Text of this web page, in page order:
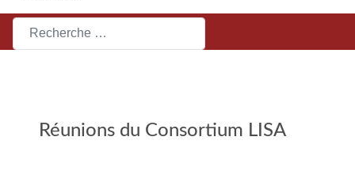
Rechercher
Réunions du Consortium LISA